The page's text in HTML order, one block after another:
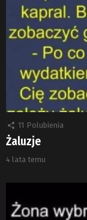
11 Polubienia
Żaluzje
4 lata temu